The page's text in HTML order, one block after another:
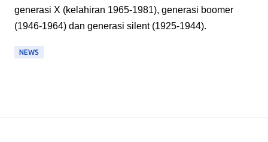
generasi X (kelahiran 1965-1981), generasi boomer
(1946-1964) dan generasi silent (1925-1944).
NEWS